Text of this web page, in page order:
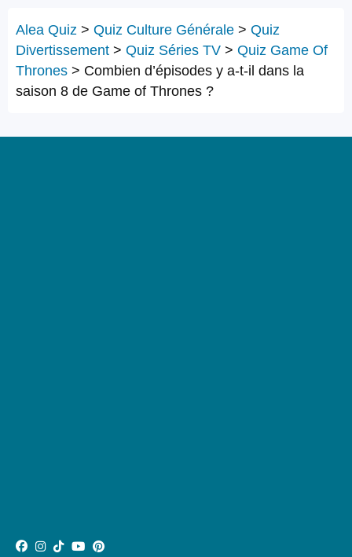
Alea Quiz > Quiz Culture Générale > Quiz
Divertissement > Quiz Séries TV > Quiz Game Of
Thrones > Combien d’épisodes y a-t-il dans la
saison 8 de Game of Thrones ?